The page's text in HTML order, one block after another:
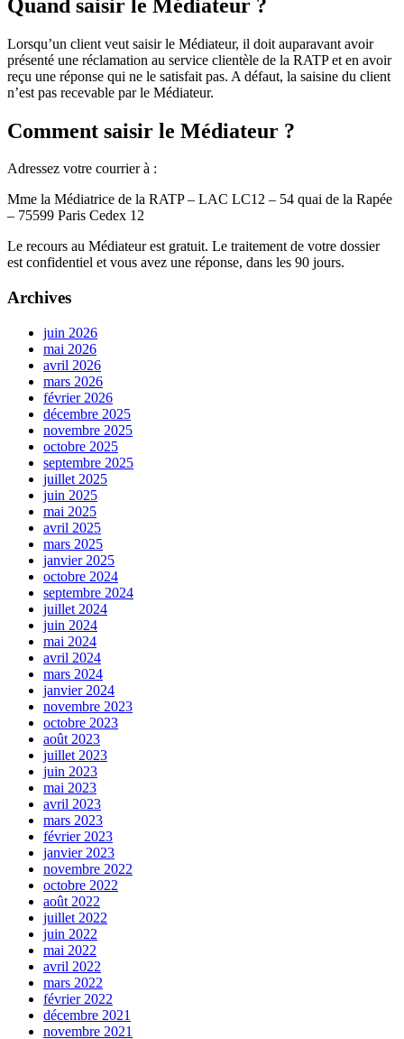
Quand saisir le Médiateur ?
Lorsqu’un client veut saisir le Médiateur, il doit auparavant avoir
présenté une réclamation au service clientèle de la RATP et en avoir
reçu une réponse qui ne le satisfait pas. A défaut, la saisine du client
n’est pas recevable par le Médiateur.
Comment saisir le Médiateur ?
Adressez votre courrier à :
Mme la Médiatrice de la RATP – LAC LC12 – 54 quai de la Rapée
– 75599 Paris Cedex 12
Le recours au Médiateur est gratuit. Le traitement de votre dossier
est confidentiel et vous avez une réponse, dans les 90 jours.
Archives
juin 2026
mai 2026
avril 2026
mars 2026
février 2026
décembre 2025
novembre 2025
octobre 2025
septembre 2025
juillet 2025
juin 2025
mai 2025
avril 2025
mars 2025
janvier 2025
octobre 2024
septembre 2024
juillet 2024
juin 2024
mai 2024
avril 2024
mars 2024
janvier 2024
novembre 2023
octobre 2023
août 2023
juillet 2023
juin 2023
mai 2023
avril 2023
mars 2023
février 2023
janvier 2023
novembre 2022
octobre 2022
août 2022
juillet 2022
juin 2022
mai 2022
avril 2022
mars 2022
février 2022
décembre 2021
novembre 2021